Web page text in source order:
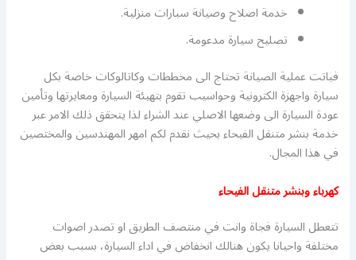
خدمة اصلاح وصيانة سبارات منزلية.
تصليح سيارة مدعومة.
فباتت عملية الصيانة تحتاج الى مخططات وكاتالوكات خاصة بكل
سيارة واجهزة الكترونية وحواسيب تقوم بتهيئة السيارة ومعايرتها وتأمين
عودة السيارة الى وضعها الاصلي عند الشراء لذا يتحقق ذلك الامر عبر
خدمة بنشر متنقل الفيحاء بحيث نقدم لكم امهر المهندسين والمختصين
في هذا المجال.
كهرباء وبنشر متنقل الفيحاء
تتعطل السيارة فجاة وانت في منتصف الطريق او تصدر اصوات
مختلفة واحيانا يكون هنالك انخفاض في اداء السيارة، بسبب بعض